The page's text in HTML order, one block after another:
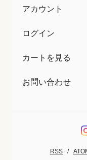
アカウント
ログイン
カートを見る
お問い合わせ
RSS /